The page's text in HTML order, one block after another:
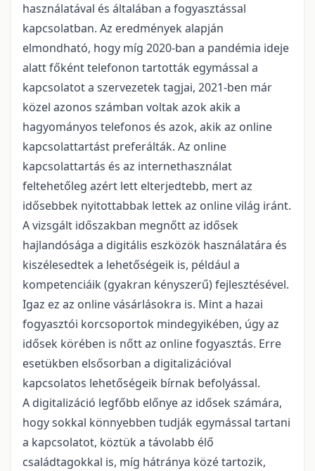
használatával és általában a fogyasztással
kapcsolatban. Az eredmények alapján
elmondható, hogy míg 2020-ban a pandémia ideje
alatt főként telefonon tartották egymással a
kapcsolatot a szervezetek tagjai, 2021-ben már
közel azonos számban voltak azok akik a
hagyományos telefonos és azok, akik az online
kapcsolattartást preferálták. Az online
kapcsolattartás és az internethasználat
feltehetőleg azért lett elterjedtebb, mert az
idősebbek nyitottabbak lettek az online világ iránt.
A vizsgált időszakban megnőtt az idősek
hajlandósága a digitális eszközök használatára és
kiszélesedtek a lehetőségeik is, például a
kompetenciáik (gyakran kényszerű) fejlesztésével.
Igaz ez az online vásárlásokra is. Mint a hazai
fogyasztói korcsoportok mindegyikében, úgy az
idősek körében is nőtt az online fogyasztás. Erre
esetükben elsősorban a digitalizációval
kapcsolatos lehetőségeik bírnak befolyással.
A digitalizáció legfőbb előnye az idősek számára,
hogy sokkal könnyebben tudják egymással tartani
a kapcsolatot, köztük a távolabb élő
családtagokkal is, míg hátránya közé tartozik,